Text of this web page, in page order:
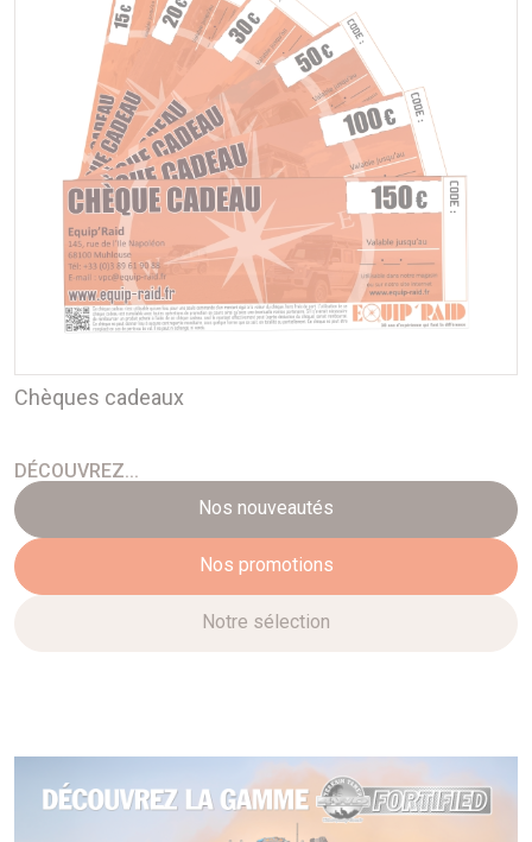
DÉCOUVREZ...
Nos nouveautés
Nos promotions
Notre sélection
Chèques cadeaux